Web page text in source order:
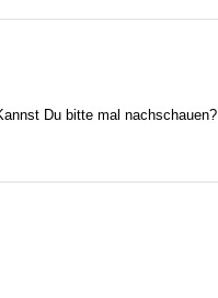
Du bitte mal nachschauen?